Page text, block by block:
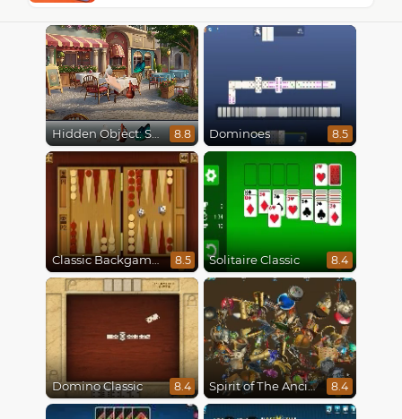
Hidden Object: Street Of Secrets 8.8 Dominoes 8.5
Classic Backgammon 8.5 Solitaire Classic 8.4
Domino Classic 8.4 Spirit of The Ancient Forest 8.4